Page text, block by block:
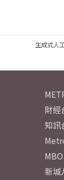
生成式人
財經
知訊
新城